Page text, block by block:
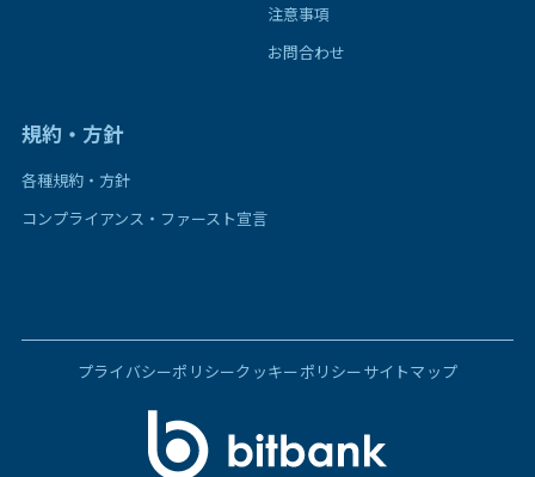
注意事項
お問合わせ
規約・方針
各種規約・方針
コンプライアンス・ファースト宣言
プライバシーポリシークッキーポリシーサイトマップ